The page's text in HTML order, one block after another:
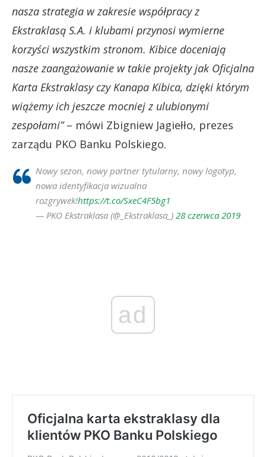
nasza strategia w zakresie współpracy z
Ekstraklasą S.A. i klubami przynosi wymierne
korzyści wszystkim stronom. Kibice doceniają
nasze zaangażowanie w takie projekty jak Oficjalna
Karta Ekstraklasy czy Kanapa Kibica, dzięki którym
wiążemy ich jeszcze mocniej z ulubionymi
zespołami”– mówi Zbigniew Jagiełło, prezes
zarządu PKO Banku Polskiego.
Nowy sezon, nowy partner tytularny, nowy logotyp,
nowa identyfikacja wizualna
rozgrywek!https://t.co/SxeC4F5bg1
— PKO Ekstraklasa (@_Ekstraklasa_) 28 czerwca 2019
ad